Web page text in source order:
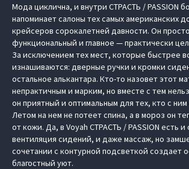
Мода циклична, и внутри СТРАСТЬ / PASSION
напоминает салоны тех самых американских
крейсеров сорокалетней давности. Он
функциональный и главное — практически
За исключением тех мест, которые быстрее
изнашиваются: дверные ручки и кромки
остальное алькантара. Кто-то назовет этот
непрактичным и марким, но вместе с тем
он приятный и оптимальным для тех, кто с ним
Летом на нем не потеет спина, а в мороз он
от кожи. Да, в Voyah СТРАСТЬ / PASSION есть и
вентиляция сидений, и даже массаж, но
сочетании с контурной подсветкой создает
благостный уют.